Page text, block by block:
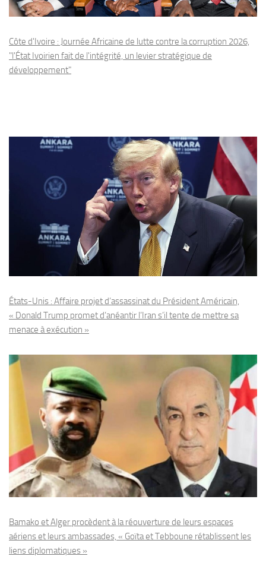
Côte d'Ivoire : Journée Africaine de lutte contre la corruption 2026,
"l'État Ivoirien fait de l'intégrité, un levier stratégique de
développement"
États-Unis : Affaire projet d’assassinat du Président Américain,
« Donald Trump promet d’anéantir l’Iran s’il tente de mettre sa
menace à exécution »
Bamako et Alger procèdent à la réouverture de leurs espaces
aériens et leurs ambassades, « Goïta et Tebboune rétablissent les
liens diplomatiques »